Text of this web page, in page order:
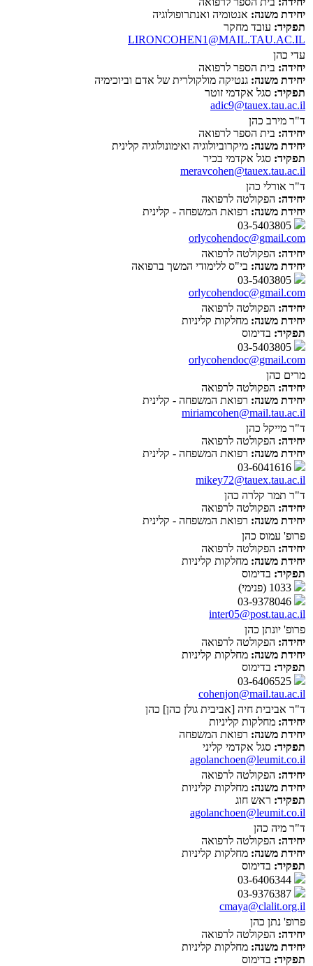
יחידת משנה: אנטומיה ואנתרופולוגיה
תפקיד: עובד מחקר
LIRONCOHEN1@MAIL.TAU.AC.IL
עדי כהן
יחידה: בית הספר לרפואה
יחידת משנה: גנטיקה מולקולרית של אדם וביוכימיה
תפקיד: סגל אקדמי זוטר
adic9@tauex.tau.ac.il
ד"ר מירב כהן
יחידה: בית הספר לרפואה
יחידת משנה: מיקרוביולוגיה ואימונולוגיה קלינית
תפקיד: סגל אקדמי בכיר
meravcohen@tauex.tau.ac.il
ד"ר אורלי כהן
יחידה: הפקולטה לרפואה
יחידת משנה: רפואת המשפחה - קלינית
orlycohendoc@gmail.com
יחידה: הפקולטה לרפואה
יחידת משנה: בי"ס ללימודי המשך ברפואה
orlycohendoc@gmail.com
יחידה: הפקולטה לרפואה
יחידת משנה: מחלקות קליניות
תפקיד: בדימוס
orlycohendoc@gmail.com
מרים כהן
יחידה: הפקולטה לרפואה
יחידת משנה: רפואת המשפחה - קלינית
miriamcohen@mail.tau.ac.il
ד"ר מייקל כהן
יחידה: הפקולטה לרפואה
יחידת משנה: רפואת המשפחה - קלינית
mikey72@tauex.tau.ac.il
ד"ר תמר קלרה כהן
יחידה: הפקולטה לרפואה
יחידת משנה: רפואת המשפחה - קלינית
פרופ' עמוס כהן
יחידה: הפקולטה לרפואה
יחידת משנה: מחלקות קליניות
תפקיד: בדימוס
inter05@post.tau.ac.il
פרופ' יונתן כהן
יחידה: הפקולטה לרפואה
יחידת משנה: מחלקות קליניות
תפקיד: בדימוס
cohenjon@mail.tau.ac.il
ד"ר אביבית חיה [אביבית גולן כהן] כהן
יחידה: מחלקות קליניות
יחידת משנה: רפואת המשפחה
תפקיד: סגל אקדמי קליני
agolanchoen@leumit.co.il
יחידה: הפקולטה לרפואה
יחידת משנה: מחלקות קליניות
תפקיד: ראש חוג
agolanchoen@leumit.co.il
ד"ר מיה כהן
יחידה: הפקולטה לרפואה
יחידת משנה: מחלקות קליניות
תפקיד: בדימוס
cmaya@clalit.org.il
פרופ' נתן כהן
יחידה: הפקולטה לרפואה
יחידת משנה: מחלקות קליניות
תפקיד: בדימוס